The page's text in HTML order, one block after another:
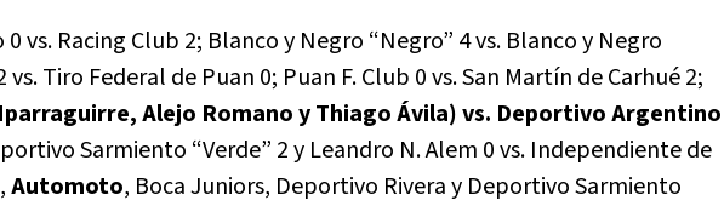
vs. Racing Club 2; Blanco y Negro “Negro” 4 vs. Blanco y Negro
Tiro Federal de Puan 0; Puan F. Club 0 vs. San Martín de Carhué 2;
Alejo Romano y Thiago Ávila) vs. Deportivo Argentino
Sarmiento “Verde” 2 y Leandro N. Alem 0 vs. Independiente de
Automoto, Boca Juniors, Deportivo Rivera y Deportivo Sarmiento